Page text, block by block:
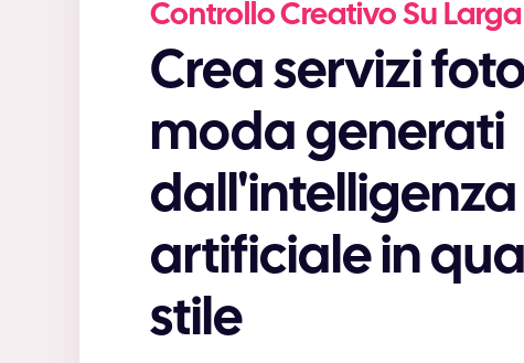
Controllo Creativo Su
Crea servizi fotografici di
moda generati
dall'intelligenza
artificiale in
stile